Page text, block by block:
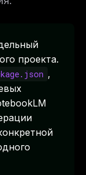
проекта.
,